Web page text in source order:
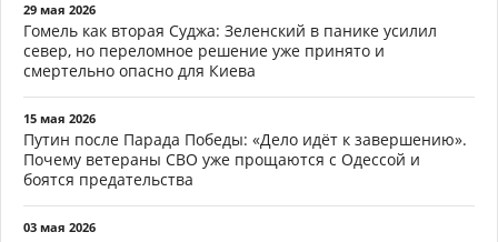
29 мая 2026
Гомель как вторая Суджа: Зеленский в панике усилил
север, но переломное решение уже принято и
смертельно опасно для Киева
15 мая 2026
Путин после Парада Победы: «Дело идёт к завершению».
Почему ветераны СВО уже прощаются с Одессой и
боятся предательства
03 мая 2026